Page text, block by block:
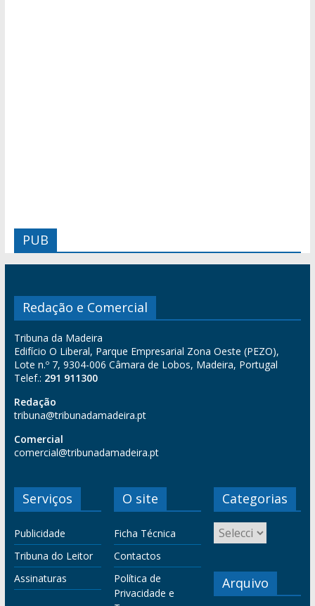
PUB
Redação e Comercial
Tribuna da Madeira
Edifício O Liberal, Parque Empresarial Zona Oeste (PEZO),
Lote n.º 7, 9304-006 Câmara de Lobos, Madeira, Portugal
Telef.: 291 911300
Redação
tribuna@tribunadamadeira.pt
Comercial
comercial@tribunadamadeira.pt
Serviços
Publicidade
Tribuna do Leitor
Assinaturas
O site
Ficha Técnica
Contactos
Política de
Privacidade e
Categorias
Arquivo